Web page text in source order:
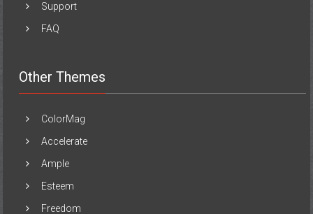
Support
FAQ
Other Themes
ColorMag
Accelerate
Ample
Esteem
Freedom